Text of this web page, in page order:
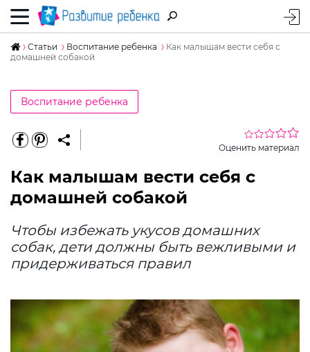
Статьи Воспитание ребенка
Как малышам вести себя с
домашней собакой
Воспитание ребенка
Оценить материал
Как малышам вести себя с
домашней собакой
Чтобы избежать укусов домашних
собак, дети должны быть вежливыми и
придерживаться правил